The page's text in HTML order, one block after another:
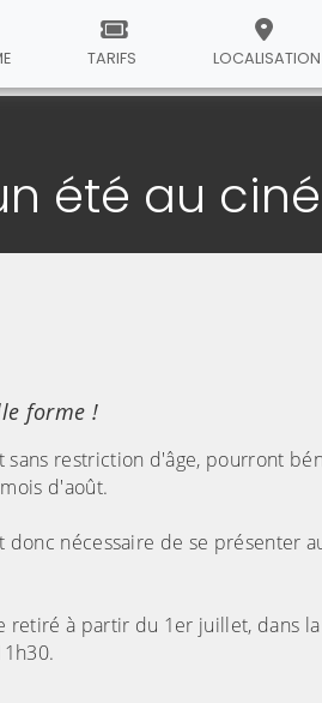
TARIFS LOCALISATION
été au
forme !
sans restriction d'âge, pourront
d'août.
nécessaire de se présenter
retiré à partir du 1er juillet, dans